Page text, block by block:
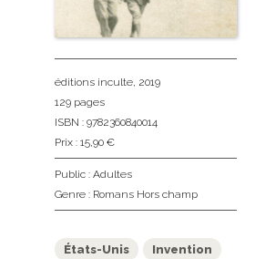
éditions inculte , 2019
129 pages
ISBN : 9782360840014
Prix : 15,90 €
Public : Adultes
Genre : Romans Hors champ
États-Unis
Invention